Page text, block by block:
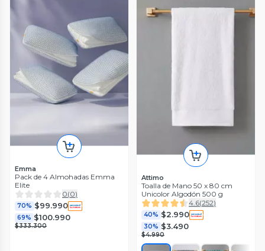
Emma
Pack de 4 Almohadas Emma
Elite
0(0)
70% $99.990
69% $100.990
$333.300
Attimo
Toalla de Mano 50 x 80 cm
Unicolor Algodón 500 g
4.6(252)
40% $2.990
30% $3.490
$4.990